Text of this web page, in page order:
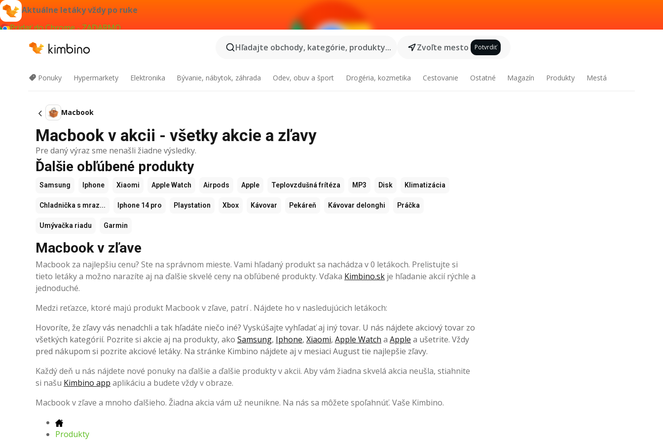
Aktuálne letáky vždy po ruke
Pridať do Chrome - ZADARMO
Hľadajte obchody, kategórie, produkty...
Zvoľte mesto Potvrdiť
Ponuky Hypermarkety Elektronika Bývanie, nábytok, záhrada Odev, obuv a šport Drogéria, kozmetika Cestovanie Ostatné Magazín Produkty Mestá
Macbook
Macbook v akcii - všetky akcie a zľavy
Pre daný výraz sme nenašli žiadne výsledky.
Ďalšie obľúbené produkty
Samsung Iphone Xiaomi Apple Watch Airpods Apple Teplovzdušná frítéza MP3 Disk Klimatizácia
Chladnička s mraz... Iphone 14 pro Playstation Xbox Kávovar Pekáreň Kávovar delonghi Práčka
Umývačka riadu Garmin
Macbook v zľave
Macbook za najlepšiu cenu? Ste na správnom mieste. Vami hľadaný produkt sa nachádza v 0 letákoch. Prelistujte si
tieto letáky a možno narazíte aj na ďalšie skvelé ceny na obľúbené produkty. Vďaka Kimbino.sk je hľadanie akcií rýchle a
jednoduché.
Medzi reťazce, ktoré majú produkt Macbook v zľave, patrí . Nájdete ho v nasledujúcich letákoch:
Hovoríte, že zľavy vás nenadchli a tak hľadáte niečo iné? Vyskúšajte vyhľadať aj iný tovar. U nás nájdete akciový tovar zo
všetkých kategórií. Pozrite si akcie aj na produkty, ako Samsung, Iphone, Xiaomi, Apple Watch a Apple a ušetrite. Vždy
pred nákupom si pozrite akciové letáky. Na stránke Kimbino nájdete aj v mesiaci August tie najlepšie zľavy.
Každý deň u nás nájdete nové ponuky na ďalšie a ďalšie produkty v akcii. Aby vám žiadna skvelá akcia neušla, stiahnite
si našu Kimbino app aplikáciu a budete vždy v obraze.
Macbook v zľave a mnoho ďalšieho. Žiadna akcia vám už neunikne. Na nás sa môžete spoľahnúť. Vaše Kimbino.
Produkty